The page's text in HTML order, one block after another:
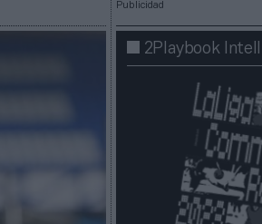
Publicidad
2Playbook